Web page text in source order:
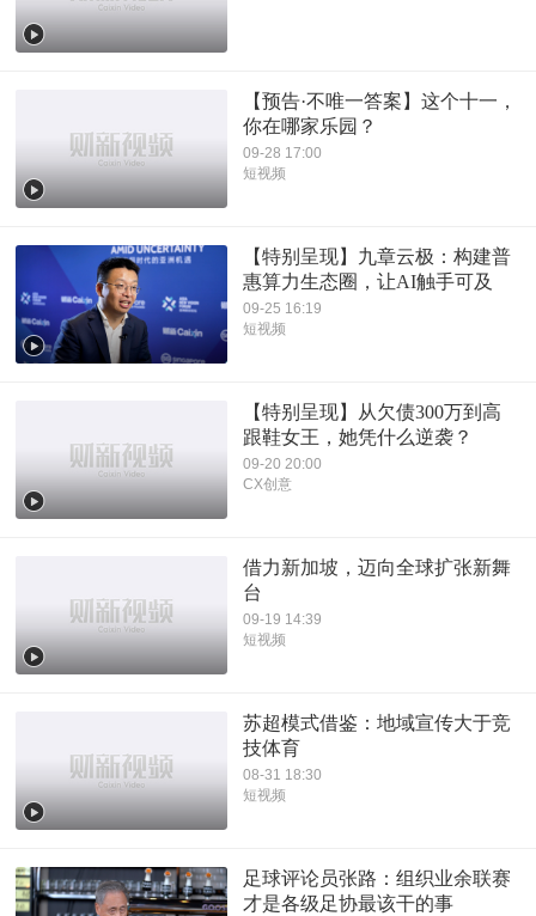
【预告·不唯一答案】这个十一，
你在哪家乐园？
09-28 17:00
短视频
【特别呈现】九章云极：构建普
惠算力生态圈，让AI触手可及
09-25 16:19
短视频
【特别呈现】从欠债300万到高
跟鞋女王，她凭什么逆袭？
09-20 20:00
CX创意
借力新加坡，迈向全球扩张新舞
台
09-19 14:39
短视频
苏超模式借鉴：地域宣传大于竞
技体育
08-31 18:30
短视频
足球评论员张路：组织业余联赛
才是各级足协最该干的事